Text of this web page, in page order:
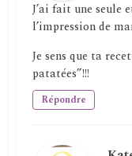
J’ai fait une seule
l’impression de
Je sens que ta
patatées”!!!
Répondre